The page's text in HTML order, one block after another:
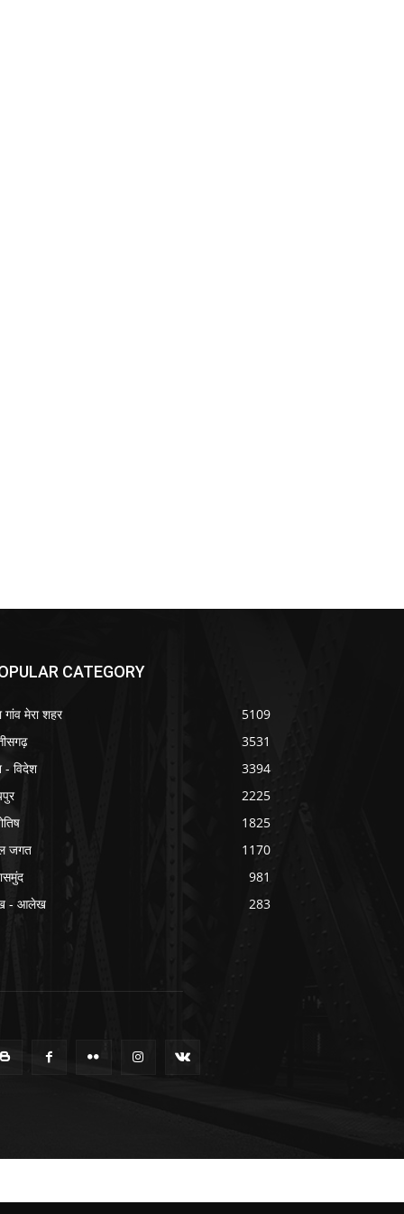
CATEGORY
गांव मेरा शहर
5109
3531
- विदेश
3394
2225
1825
जगत
1170
981
- आलेख
283